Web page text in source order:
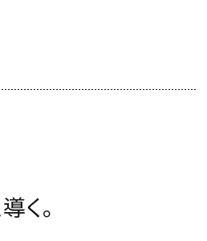
く。